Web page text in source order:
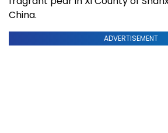
China.
ADVERTISEMENT